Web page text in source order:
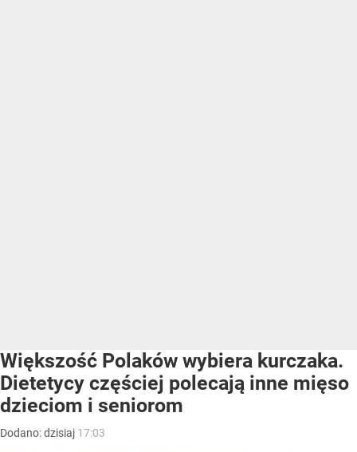
Większość Polaków wybiera kurczaka.
Dietetycy częściej polecają inne mięso
dzieciom i seniorom
Dodano:dzisiaj 17:03